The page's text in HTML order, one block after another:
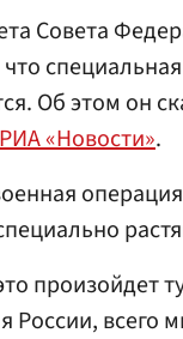
Совета
Об этом он
РИА «Новости».
операция
произойдет
России, всего